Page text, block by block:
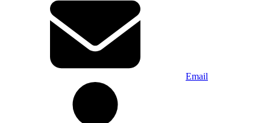
Email